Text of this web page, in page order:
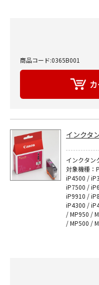
商品コード:0365B001
インクタ
インクタン
対象機種：
iP4500 /
iP7500 /
iP9910 /
iP4300 /
/ MP950 /
/ MP500 /